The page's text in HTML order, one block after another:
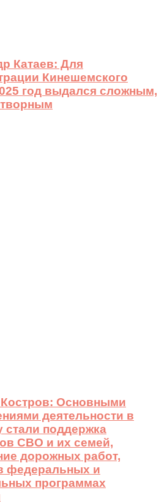
Катаев: Для
Кинешемского
год выдался сложным,
Основными
деятельности в
стали поддержка
СВО и их семей,
дорожных работ,
федеральных и
программах